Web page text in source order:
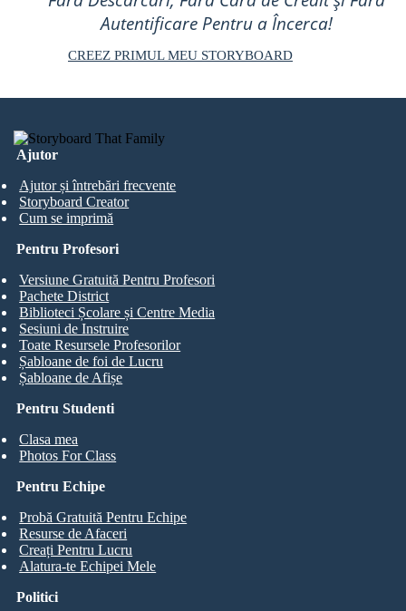
Autentificare Pentru a Încerca!
CREEZ PRIMUL MEU STORYBOARD
Ajutor
Ajutor și întrebări frecvente
Storyboard Creator
Cum se imprimă
Pentru Studenti
Clasa mea
Photos For Class
Pentru Profesori
Versiune Gratuită Pentru Profesori
Pachete District
Biblioteci Școlare și Centre Media
Sesiuni de Instruire
Toate Resursele Profesorilor
Șabloane de foi de Lucru
Șabloane de Afișe
Pentru Echipe
Probă Gratuită Pentru Echipe
Resurse de Afaceri
Creați Pentru Lucru
Alatura-te Echipei Mele
Politici